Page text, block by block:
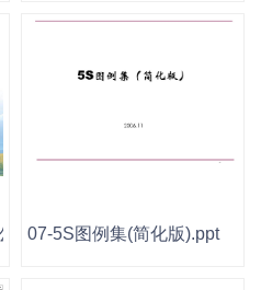
室篇.ppt
07-5S图例集(简化版).ppt